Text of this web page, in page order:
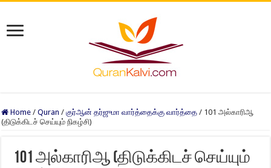
Home / Quran / குர்ஆன் தர்ஜுமா வார்த்தைக்கு வார்த்தை / 101 அல்காரிஆ
(திடுக்கிடச்‌ செய்யும் நிகழ்சி)
101 அல்காரிஆ (திடுக்கிடச்‌ செய்யும்